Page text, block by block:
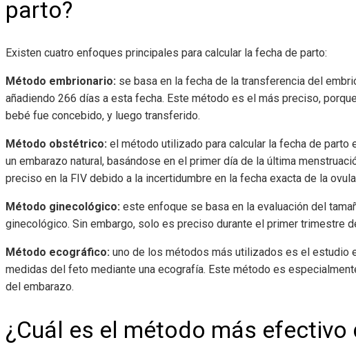
parto?
Existen cuatro enfoques principales para calcular la fecha de parto:
Método embrionario: se basa en la fecha de la transferencia del
añadiendo 266 días a esta fecha. Este método es el más preciso,
bebé fue concebido, y luego transferido.
Método obstétrico: el método utilizado para calcular la fecha de parto
un embarazo natural, basándose en el primer día de la última
preciso en la FIV debido a la incertidumbre en la fecha exacta de la
Método ginecológico: este enfoque se basa en la evaluación del
ginecológico. Sin embargo, solo es preciso durante el primer trimestre
Método ecográfico: uno de los métodos más utilizados es el estudio
medidas del feto mediante una ecografía. Este método es
del embarazo.
¿Cuál es el método más efectivo